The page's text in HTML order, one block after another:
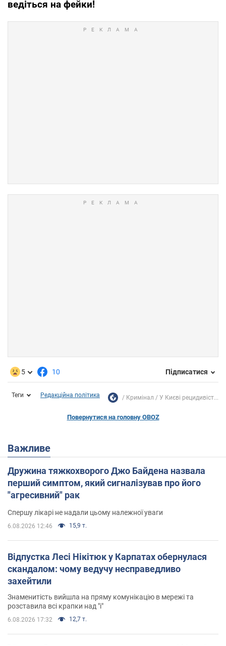
ведіться на фейки!
5 10 Підписатися
Теги Редакційна політика Кримінал У Києві рецидивіст...
Повернутися на головну OBOZ
Важливе
Дружина тяжкохворого Джо Байдена назвала
перший симптом, який сигналізував про його
"агресивний" рак
Спершу лікарі не надали цьому належної уваги
6.08.2026 12:46 15,9 т.
Відпустка Лесі Нікітюк у Карпатах обернулася
скандалом: чому ведучу несправедливо
захейтили
Знаменитість вийшла на пряму комунікацію в мережі та
розставила всі крапки над "і"
6.08.2026 17:32 12,7 т.